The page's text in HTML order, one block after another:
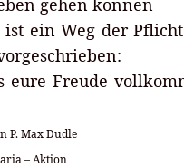
gehen können
ist ein Weg der
eure Freude
P. Max Dudle
– Aktion